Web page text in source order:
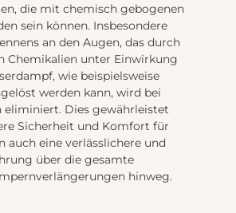
die mit chemisch gebogenen
sein können. Insbesondere
an den Augen, das durch
Chemikalien unter Einwirkung
wie beispielsweise
werden kann, wird bei
eliminiert. Dies gewährleistet
Sicherheit und Komfort für
auch eine verlässlichere und
über die gesamte
hinweg.